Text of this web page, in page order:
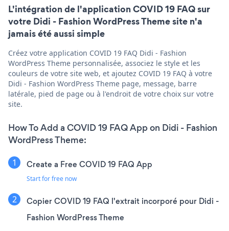
L'intégration de l'application COVID 19 FAQ sur
votre Didi - Fashion WordPress Theme site n'a
jamais été aussi simple
Créez votre application COVID 19 FAQ Didi - Fashion
WordPress Theme personnalisée, associez le style et les
couleurs de votre site web, et ajoutez COVID 19 FAQ à votre
Didi - Fashion WordPress Theme page, message, barre
latérale, pied de page ou à l'endroit de votre choix sur votre
site.
How To Add a COVID 19 FAQ App on Didi - Fashion
WordPress Theme:
Create a Free COVID 19 FAQ App
Start for free now
Copier COVID 19 FAQ l'extrait incorporé pour Didi -
Fashion WordPress Theme